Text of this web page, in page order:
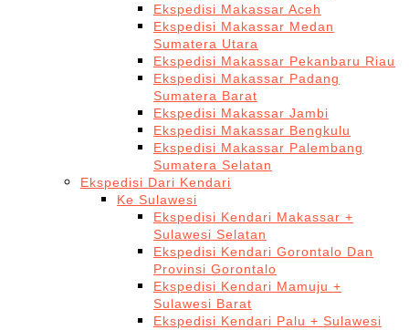
Ekspedisi Makassar Aceh
Ekspedisi Makassar Medan
Sumatera Utara
Ekspedisi Makassar Pekanbaru Riau
Ekspedisi Makassar Padang
Sumatera Barat
Ekspedisi Makassar Jambi
Ekspedisi Makassar Bengkulu
Ekspedisi Makassar Palembang
Sumatera Selatan
Ekspedisi Dari Kendari
Ke Sulawesi
Ekspedisi Kendari Makassar +
Sulawesi Selatan
Ekspedisi Kendari Gorontalo Dan
Provinsi Gorontalo
Ekspedisi Kendari Mamuju +
Sulawesi Barat
Ekspedisi Kendari Palu + Sulawesi